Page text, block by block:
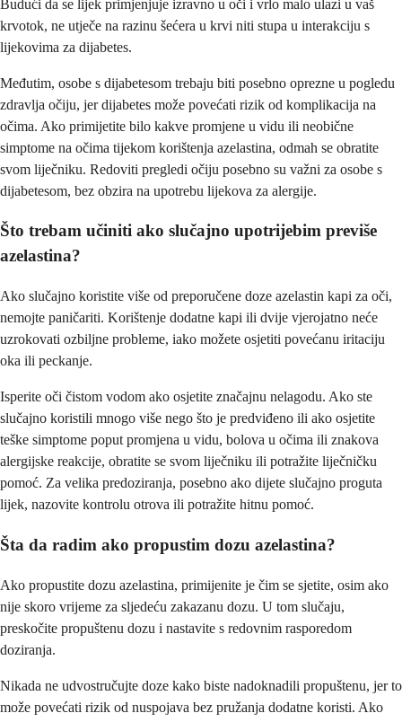
Budući da se lijek primjenjuje izravno u oči i vrlo malo ulazi u vaš
krvotok, ne utječe na razinu šećera u krvi niti stupa u interakciju s
lijekovima za dijabetes.
Međutim, osobe s dijabetesom trebaju biti posebno oprezne u pogledu
zdravlja očiju, jer dijabetes može povećati rizik od komplikacija na
očima. Ako primijetite bilo kakve promjene u vidu ili neobične
simptome na očima tijekom korištenja azelastina, odmah se obratite
svom liječniku. Redoviti pregledi očiju posebno su važni za osobe s
dijabetesom, bez obzira na upotrebu lijekova za alergije.
Što trebam učiniti ako slučajno upotrijebim previše
azelastina?
Ako slučajno koristite više od preporučene doze azelastin kapi za oči,
nemojte paničariti. Korištenje dodatne kapi ili dvije vjerojatno neće
uzrokovati ozbiljne probleme, iako možete osjetiti povećanu iritaciju
oka ili peckanje.
Isperite oči čistom vodom ako osjetite značajnu nelagodu. Ako ste
slučajno koristili mnogo više nego što je predviđeno ili ako osjetite
teške simptome poput promjena u vidu, bolova u očima ili znakova
alergijske reakcije, obratite se svom liječniku ili potražite liječničku
pomoć. Za velika predoziranja, posebno ako dijete slučajno proguta
lijek, nazovite kontrolu otrova ili potražite hitnu pomoć.
Šta da radim ako propustim dozu azelastina?
Ako propustite dozu azelastina, primijenite je čim se sjetite, osim ako
nije skoro vrijeme za sljedeću zakazanu dozu. U tom slučaju,
preskočite propuštenu dozu i nastavite s redovnim rasporedom
doziranja.
Nikada ne udvostručujte doze kako biste nadoknadili propuštenu, jer to
može povećati rizik od nuspojava bez pružanja dodatne koristi. Ako